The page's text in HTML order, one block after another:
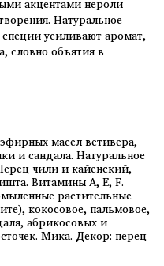
Натуральное
усиливают аромат,
словно объятия в
масел ветивера,
и сандала. Натуральное
чили и кайенский,
Витамины A, E, F.
растительные
кокосовое, пальмовое,
абрикосовых и
Мика. Декор: перец